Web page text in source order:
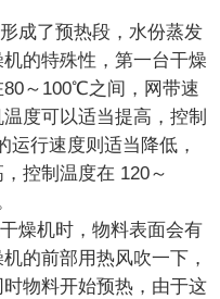
成了预热段，水份蒸发
的特殊性，第一台干燥
～100℃之间，网带速
度可以适当提高，控制
行速度则适当降低，
控制温度在 120～
燥机时，物料表面会有
的前部用热风吹一下，
物料开始预热，由于这